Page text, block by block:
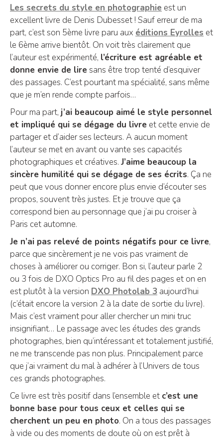
Les secrets du style en photographie est un
excellent livre de Denis Dubesset ! Sauf erreur de ma
part, c’est son 5ème livre paru aux éditions Eyrolles et
le 6ème arrive bientôt. On voit très clairement que
l’auteur est expérimenté, l’écriture est agréable et
donne envie de lire sans être trop tenté d’esquiver
des passages. C’est pourtant ma spécialité, sans même
que je m’en rende compte parfois…
Pour ma part, j’ai beaucoup aimé le style personnel
et impliqué qui se dégage du livre et cette envie de
partager et d’aider ses lecteurs. A aucun moment
l’auteur se met en avant ou vante ses capacités
photographiques et créatives. J’aime beaucoup la
sincère humilité qui se dégage de ses écrits. Ça ne
peut que vous donner encore plus envie d’écouter ses
propos, souvent très justes. Et je trouve que ça
correspond bien au personnage que j’ai pu croiser à
Paris cet automne.
Je n’ai pas relevé de points négatifs pour ce livre,
parce que sincèrement je ne vois pas vraiment de
choses à améliorer ou corriger. Bon si, l’auteur parle 2
ou 3 fois de DXO Optics Pro au fil des pages et on en
est plutôt à la version DXO Photolab 3 aujourd’hui
(c’était encore la version 2 à la date de sortie du livre).
Mais c’est vraiment pour aller chercher un mini truc
insignifiant… Le passage avec les études des grands
photographes, bien qu’intéressant et totalement justifié,
ne me transcende pas non plus. Principalement parce
que j’ai vraiment du mal à adhérer à l’Univers de tous
ces grands photographes.
Ce livre est très positif dans l’ensemble et c’est une
bonne base pour tous ceux et celles qui se
cherchent un peu en photo. On a tous des passages
à vide ou des moments de doute où on est prêt à